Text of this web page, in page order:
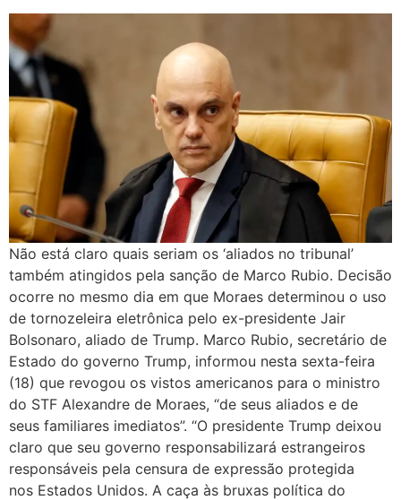
Não está claro quais seriam os ‘aliados no tribunal’
também atingidos pela sanção de Marco Rubio. Decisão
ocorre no mesmo dia em que Moraes determinou o uso
de tornozeleira eletrônica pelo ex-presidente Jair
Bolsonaro, aliado de Trump. Marco Rubio, secretário de
Estado do governo Trump, informou nesta sexta-feira
(18) que revogou os vistos americanos para o ministro
do STF Alexandre de Moraes, “de seus aliados e de
seus familiares imediatos”. “O presidente Trump deixou
claro que seu governo responsabilizará estrangeiros
responsáveis pela censura de expressão protegida
nos Estados Unidos. A caça às bruxas política do